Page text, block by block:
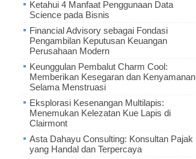
Ketahui 4 Manfaat Penggunaan Data
Science pada Bisnis
Financial Advisory sebagai Fondasi
Pengambilan Keputusan Keuangan
Perusahaan Modern
Keunggulan Pembalut Charm Cool:
Memberikan Kesegaran dan Kenyamanan
Selama Menstruasi
Eksplorasi Kesenangan Multilapis:
Menemukan Kelezatan Kue Lapis di
Clairmont
Asta Dahayu Consulting: Konsultan Pajak
yang Handal dan Terpercaya